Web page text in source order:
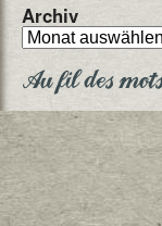
Archiv
Au fil des mots